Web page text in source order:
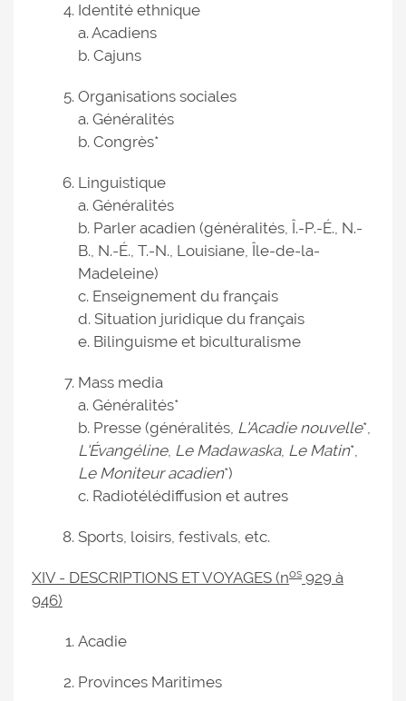
Identité ethnique
a. Acadiens
b. Cajuns
Organisations sociales
a. Généralités
b. Congrès*
Linguistique
a. Généralités
b. Parler acadien (généralités, Î.-P.-É., N.-
B., N.-É., T.-N., Louisiane, Île-de-la-
Madeleine)
c. Enseignement du français
d. Situation juridique du français
e. Bilinguisme et biculturalisme
Mass media
a. Généralités*
b. Presse (généralités, L'Acadie nouvelle*,
L'Évangéline, Le Madawaska, Le Matin*,
Le Moniteur acadien*)
c. Radiotélédiffusion et autres
Sports, loisirs, festivals, etc.
XIV - DESCRIPTIONS ET VOYAGES (nos 929 à
946)
Acadie
Provinces Maritimes